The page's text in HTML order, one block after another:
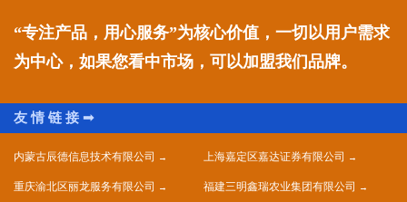
“专注产品，用心服务”为核心价值，一切以用户需求
为中心，如果您看中市场，可以加盟我们品牌。
内蒙古辰德信息技术有限公司 上海嘉定区嘉达证券有限公司
重庆渝北区丽龙服务有限公司 福建三明鑫瑞农业集团有限公司